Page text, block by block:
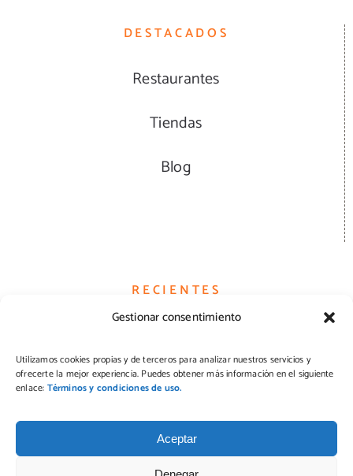
Gestionar consentimiento
Utilizamos cookies propias y de terceros para analizar nuestros servicios y
ofrecerte la mejor experiencia. Puedes obtener más información en el siguiente
enlace: Términos y condiciones de uso.
Aceptar
DESTACADOS
Restaurantes
Tiendas
Blog
RECIENTES
Quesos
Pizzas